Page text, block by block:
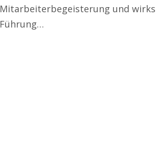
Mitarbeiterbegeisterung und
Führung…